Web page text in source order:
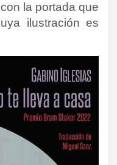
la portada que
ilustración es